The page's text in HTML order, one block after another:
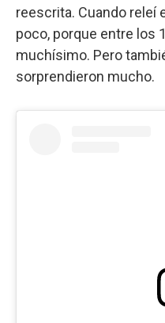
reescrita. Cuando releí
poco, porque entre los
muchísimo. Pero
sorprendieron mucho.